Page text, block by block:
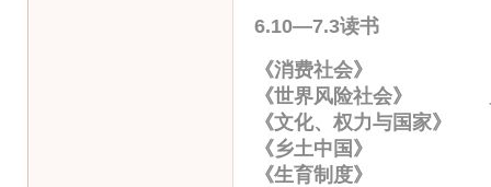
6.10—7.3读书
《消费社会》
《世界风险社会》
《文化、权力与国家》
《乡土中国》
《生育制度》